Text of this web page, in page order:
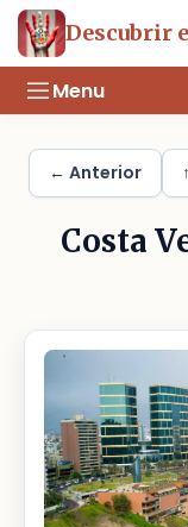
Descubrir
Menu
← Anterior
Costa